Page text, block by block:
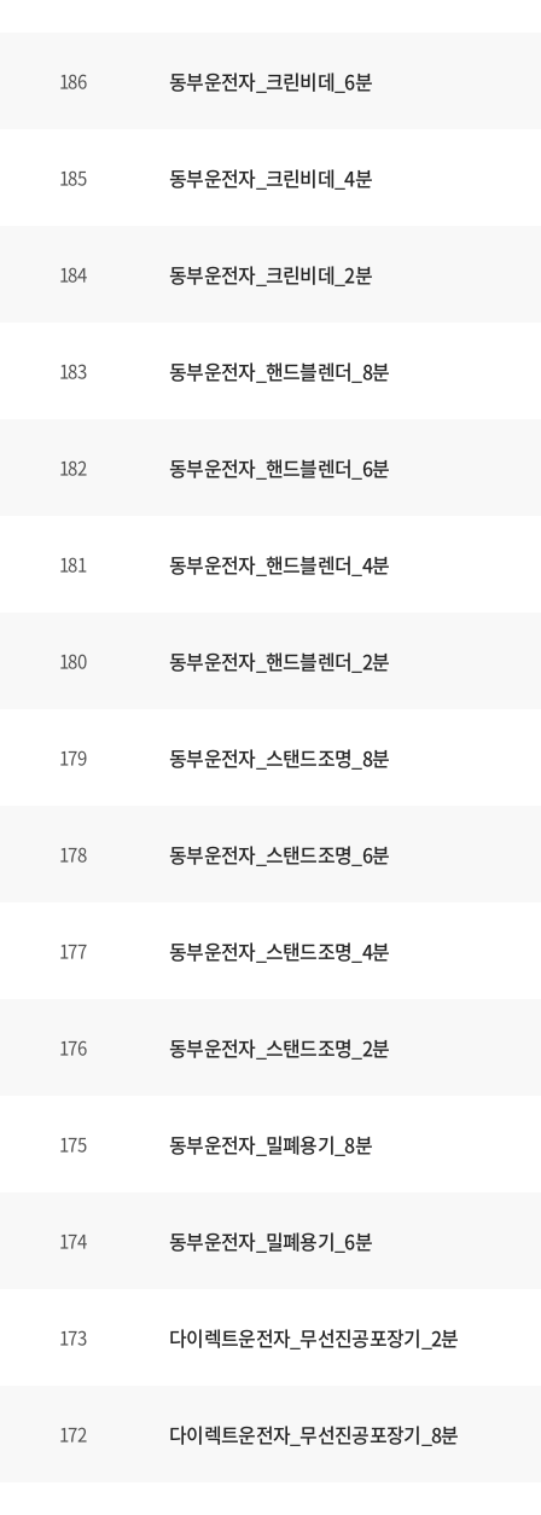
186 동부운전자_크린비데_6분
185 동부운전자_크린비데_4분
184 동부운전자_크린비데_2분
183 동부운전자_핸드블렌더_8분
182 동부운전자_핸드블렌더_6분
181 동부운전자_핸드블렌더_4분
180 동부운전자_핸드블렌더_2분
179 동부운전자_스탠드조명_8분
178 동부운전자_스탠드조명_6분
177 동부운전자_스탠드조명_4분
176 동부운전자_스탠드조명_2분
175 동부운전자_밀폐용기_8분
174 동부운전자_밀폐용기_6분
173 다이렉트운전자_무선진공포장기_2분
172 다이렉트운전자_무선진공포장기_8분